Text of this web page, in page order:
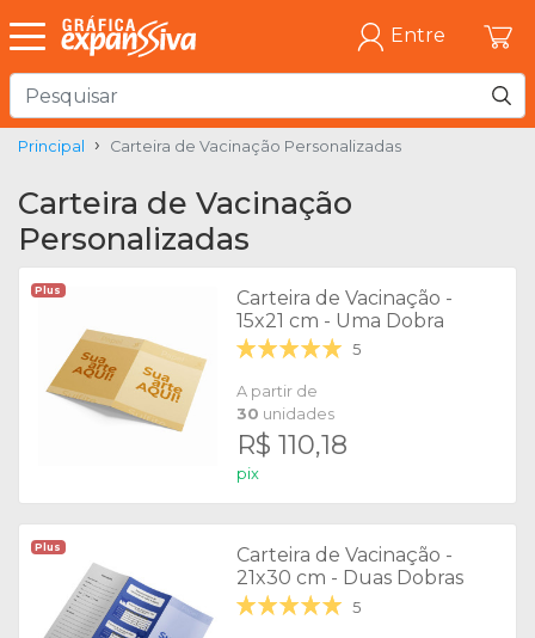
Entre
Principal Carteira de Vacinação Personalizadas
Carteira de Vacinação
Personalizadas
Plus
Carteira de Vacinação -
15x21 cm - Uma Dobra
5
A partir de
30 unidades
R$ 110,18
pix
Plus
Carteira de Vacinação -
21x30 cm - Duas Dobras
5